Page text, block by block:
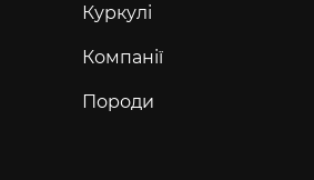
Куркулі
Компанії
Породи